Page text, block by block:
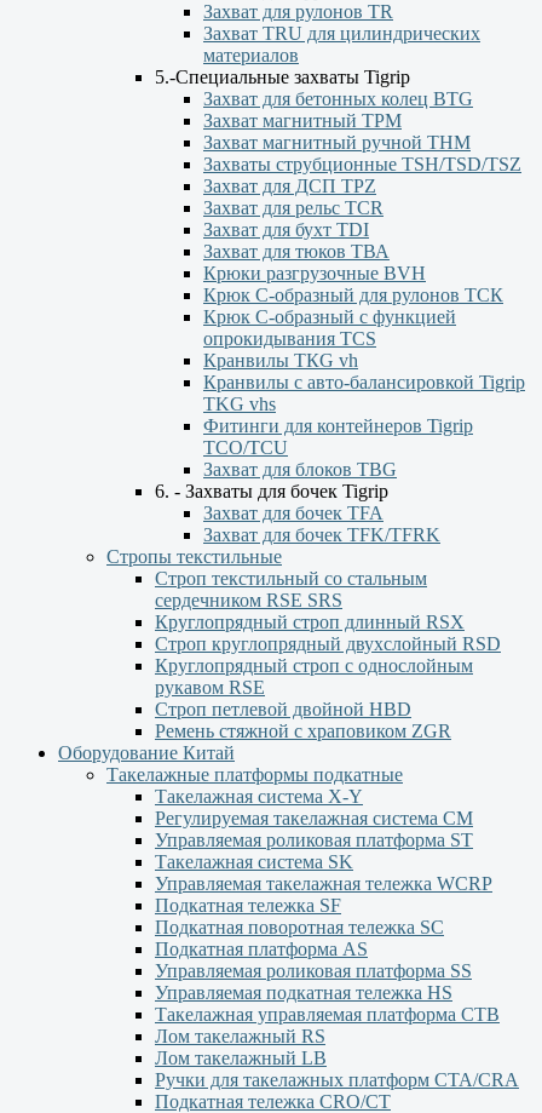
Захват для рулонов TR
Захват TRU для цилиндрических
материалов
5.-Специальные захваты Tigrip
Захват для бетонных колец BTG
Захват магнитный TPM
Захват магнитный ручной ТНМ
Захваты струбционные TSH/TSD/TSZ
Захват для ДСП TPZ
Захват для рельс TCR
Захват для бухт TDI
Захват для тюков ТВА
Крюки разгрузочные BVH
Крюк С-образный для рулонов ТСК
Крюк С-образный с функцией
опрокидывания ТСS
Кранвилы TКG vh
Кранвилы с авто-балансировкой Tigrip
TKG vhs
Фитинги для контейнеров Tigrip
TCO/TCU
Захват для блоков TBG
6. - Захваты для бочек Tigrip
Захват для бочек TFA
Захват для бочек TFK/TFRK
Стропы текстильные
Строп текстильный со стальным
сердечником RSE SRS
Круглопрядный строп длинный RSX
Строп круглопрядный двухслойный RSD
Круглопрядный строп с однослойным
рукавом RSЕ
Строп петлевой двойной HBD
Ремень стяжной с храповиком ZGR
Оборудование Китай
Такелажные платформы подкатные
Такелажная система X-Y
Регулируемая такелажная система СМ
Управляемая роликовая платформа ST
Такелажная система SK
Управляемая такелажная тележка WCRP
Подкатная тележка SF
Подкатная поворотная тележка SC
Подкатная платформа AS
Управляемая роликовая платформа SS
Управляемая подкатная тележка HS
Такелажная управляемая платформа СТВ
Лом такелажный RS
Лом такелажный LB
Ручки для такелажных платформ СТА/CRA
Подкатная тележка CRO/CT